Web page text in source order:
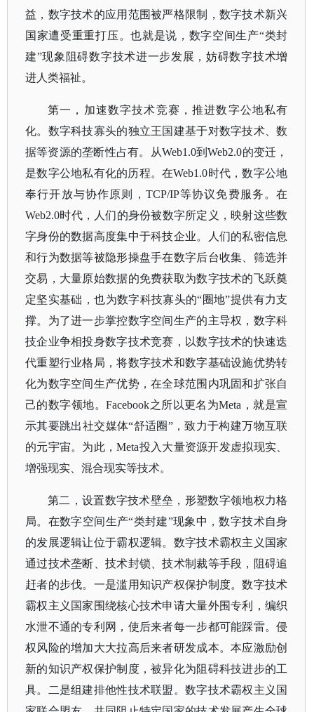
益，数字技术的应用范围被严格限制，数字技术新兴
国家遭受重重打压。也就是说，数字空间生产“类封
建”现象阻碍数字技术进一步发展，妨碍数字技术增
进人类福祉。
第一，加速数字技术竞赛，推进数字公地私有
化。数字科技寡头的独立王国建基于对数字技术、数
据等资源的垄断性占有。从Web1.0到Web2.0的变迁，
是数字公地私有化的历程。在Web1.0时代，数字公地
奉行开放与协作原则，TCP/IP等协议免费服务。在
Web2.0时代，人们的身份被数字所定义，映射这些数
字身份的数据高度集中于科技企业。人们的私密信息
和行为数据等被隐形操盘手在数字后台收集、筛选并
交易，大量原始数据的免费获取为数字技术的飞跃奠
定坚实基础，也为数字科技寡头的“圈地”提供有力支
撑。为了进一步掌控数字空间生产的主导权，数字科
技企业争相投身数字技术竞赛，以数字技术的快速迭
代重塑行业格局，将数字技术和数字基础设施优势转
化为数字空间生产优势，在全球范围内巩固和扩张自
己的数字领地。Facebook之所以更名为Meta，就是宣
示其要跳出社交媒体“舒适圈”，致力于构建万物互联
的元宇宙。为此，Meta投入大量资源开发虚拟现实、
增强现实、混合现实等技术。
第二，设置数字技术壁垒，形塑数字领地权力格
局。在数字空间生产“类封建”现象中，数字技术自身
的发展逻辑让位于霸权逻辑。数字技术霸权主义国家
通过技术垄断、技术封锁、技术制裁等手段，阻碍追
赶者的步伐。一是滥用知识产权保护制度。数字技术
霸权主义国家围绕核心技术申请大量外围专利，编织
水泄不通的专利网，使后来者每一步都可能踩雷。侵
权风险的增加大大拉高后来者研发成本。本应激励创
新的知识产权保护制度，被异化为阻碍科技进步的工
具。二是组建排他性技术联盟。数字技术霸权主义国